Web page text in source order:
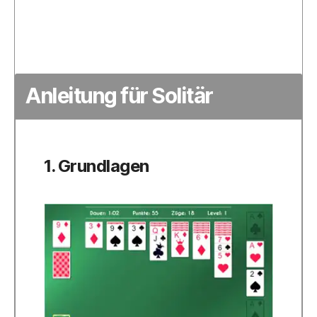
Anleitung für Solitär
1. Grundlagen